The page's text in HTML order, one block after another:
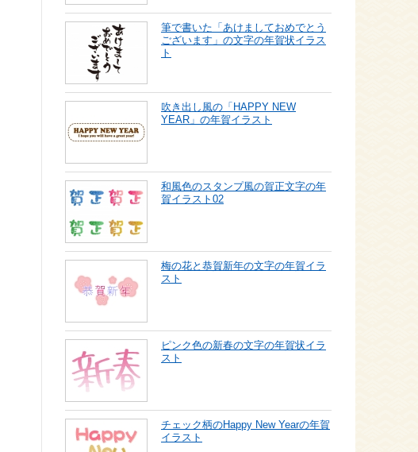
筆で書いた「あけましておめでとう
ございます」の文字の年賀状イラス
ト
吹き出し風の「HAPPY NEW
YEAR」の年賀イラスト
和風色のスタンプ風の賀正文字の年
賀イラスト02
梅の花と恭賀新年の文字の年賀イラ
スト
ピンク色の新春の文字の年賀状イラ
スト
チェック柄のHappy New Yearの年賀
イラスト